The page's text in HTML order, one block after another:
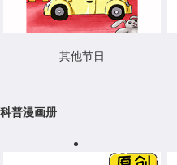
其他节日
科普漫画册